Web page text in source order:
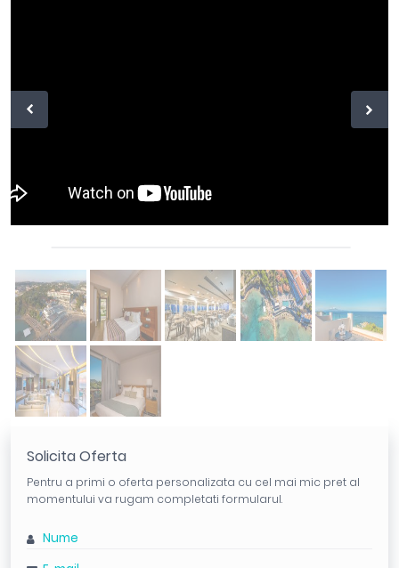
Solicita Oferta
Pentru a primi o oferta personalizata cu cel mai mic pret al
momentului va rugam completati formularul.